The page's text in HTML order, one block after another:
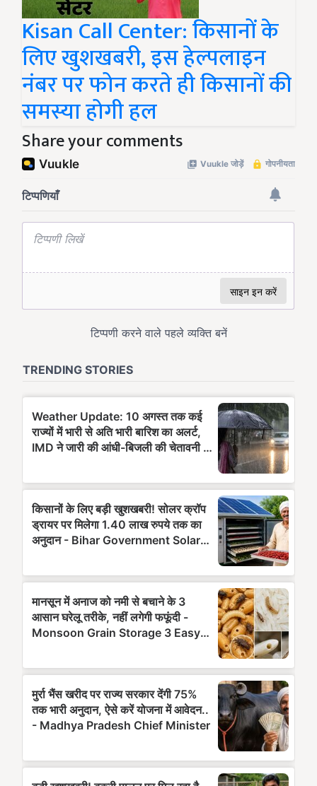
Kisan Call Center: किसानों के
लिए खुशखबरी, इस हेल्पलाइन
नंबर पर फोन करते ही किसानों की
समस्या होगी हल
Share your comments